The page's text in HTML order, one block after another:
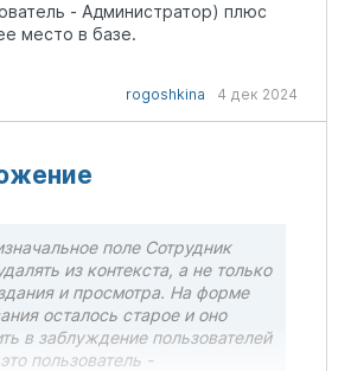
- Администратор) плюс
место в базе.
rogoshkina 4 дек 2024
поле Сотрудник
из контекста, а не только
и просмотра. На форме
осталось старое и оно
в заблуждение пользователей
пользователь -